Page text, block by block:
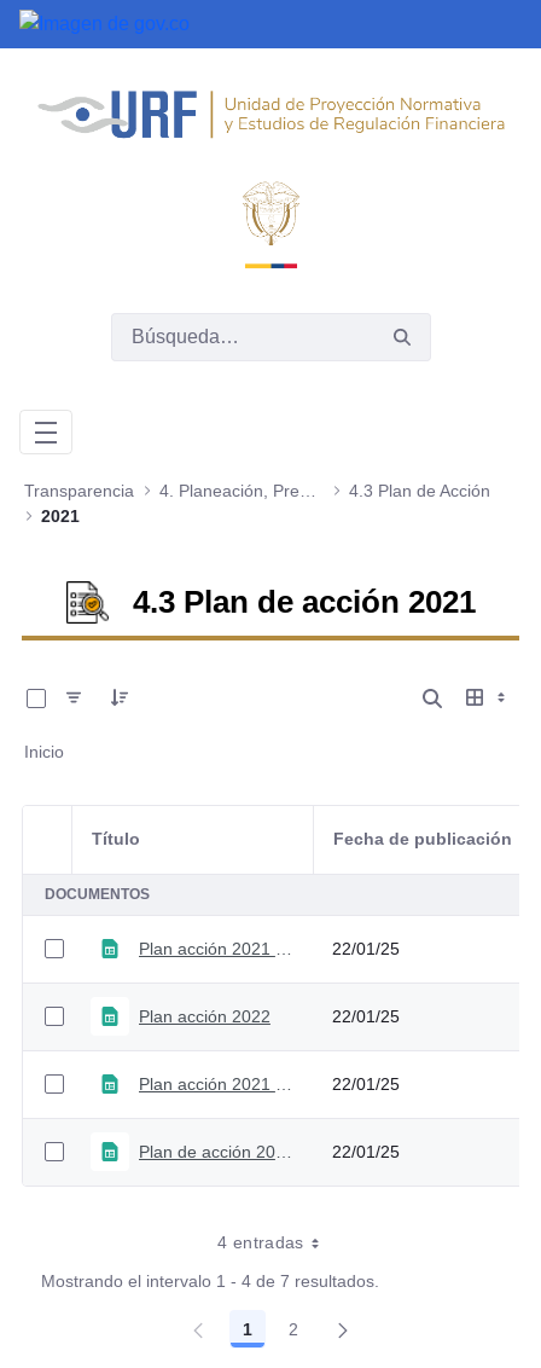
Saltar al contenido principal
Transparencia
4.3 Plan de Acción
2021
4.3 Plan de acción 2021
Inicio
Selección del elemento
Título Fecha de publicación
DOCUMENTOS
22/01/25
Plan acción 2022 22/01/25
22/01/25
Plan de acción 2021_V3 22/01/25
4 entradas
Mostrando el intervalo 1 - 4 de 7 resultados.
Página
1 Página
2